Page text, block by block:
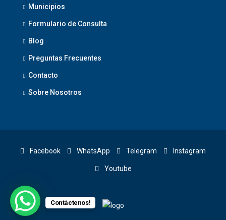
Municipios
Formulario de Consulta
Blog
Preguntas Frecuentes
Contacto
Sobre Nosotros
Facebook WhatsApp Telegram Instagram
Youtube
Contáctenos!